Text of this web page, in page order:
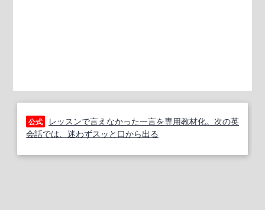
公式
レッスンで言えなかった一言を専用教材化。次の英
会話では、迷わずスッと口から出る